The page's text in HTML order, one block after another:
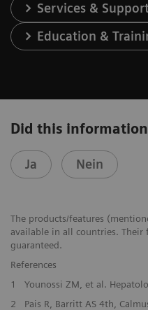
Services &
Education &
Did this
Ja Nein
The products/features
available in all countries.
guaranteed.
References
1
Younossi ZM, et al.
2
Pais R, Barritt AS 4th,